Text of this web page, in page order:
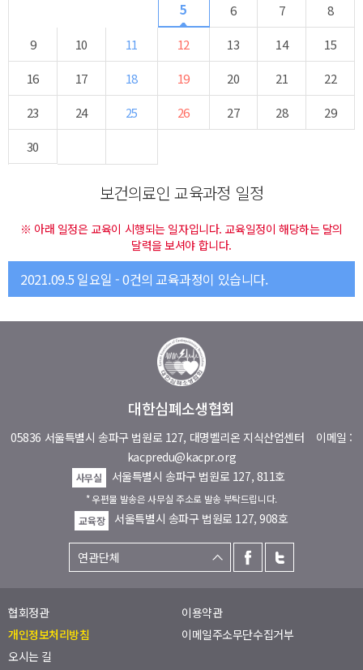
5
6 7
8
9
10 11 12 13 14
15
16
17 18 19 20 21
22
23
24 25 26 27 28
29
30
보건의료인 교육과정 일정
※ 아래 일정은 교육이 시행되는 일자입니다. 교육일정이 해당하는 달의
달력을 보셔야 합니다.
2021.09.5 일요일 - 0건의 교육과정이 있습니다.
대한심폐소생협회
05836 서울특별시 송파구 법원로 127, 대명벨리온 지식산업센터 이메일 :
kacpredu@kacpr.org
사무실 서울특별시 송파구 법원로 127, 811호
* 우편물 발송은 사무실 주소로 발송 부탁드립니다.
교육장
서울특별시 송파구 법원로 127, 908호
협회정관
이용약관
개인정보처리방침
이메일주소무단수집거부
오시는 길